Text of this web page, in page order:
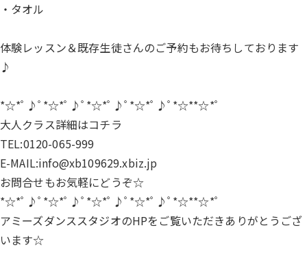
・タオル
体験レッスン＆既存生徒さんのご予約もお待ちしております
♪
*☆*ﾟ♪ﾟ*☆*ﾟ♪ﾟ*☆*ﾟ♪ﾟ*☆*ﾟ♪ﾟ*☆**☆*ﾟ
大人クラス詳細はコチラ
TEL:0120-065-999
E-MAIL:info@xb109629.xbiz.jp
お問合せもお気軽にどうぞ☆
*☆*ﾟ♪ﾟ*☆*ﾟ♪ﾟ*☆*ﾟ♪ﾟ*☆*ﾟ♪ﾟ*☆**☆*ﾟ
アミーズダンススタジオのHPをご覧いただきありがとうござ
います☆